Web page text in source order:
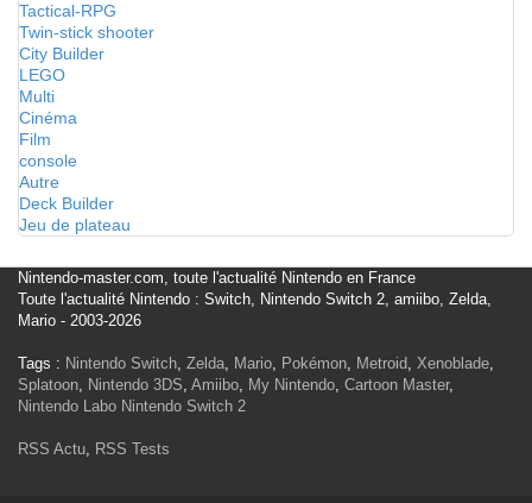
Tactical-RPG
Twin-stick shooter
City Builder
LEGO
Multi
Cinéma
Film
console
Autre
Deck Builder
Jeu de plateau
Nintendo-master.com, toute l'actualité Nintendo en France
Toute l'actualité Nintendo : Switch, Nintendo Switch 2, amiibo, Zelda,
Mario - 2003-2026
Tags : Nintendo Switch, Zelda, Mario, Pokémon, Metroid, Xenoblade,
Splatoon, Nintendo 3DS, Amiibo, My Nintendo, Cartoon Master,
Nintendo Labo Nintendo Switch 2
RSS Actu, RSS Tests